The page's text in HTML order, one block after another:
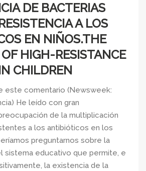
DE BACTERIAS
A LOS
EN NIÑOS.THE
OF HIGH-RESISTANCE
CHILDREN
este comentario (Newsweek:
He leído con gran
de la multiplicación
a los antibióticos en los
preguntarnos sobre la
sistema educativo que permite, e
la existencia de la